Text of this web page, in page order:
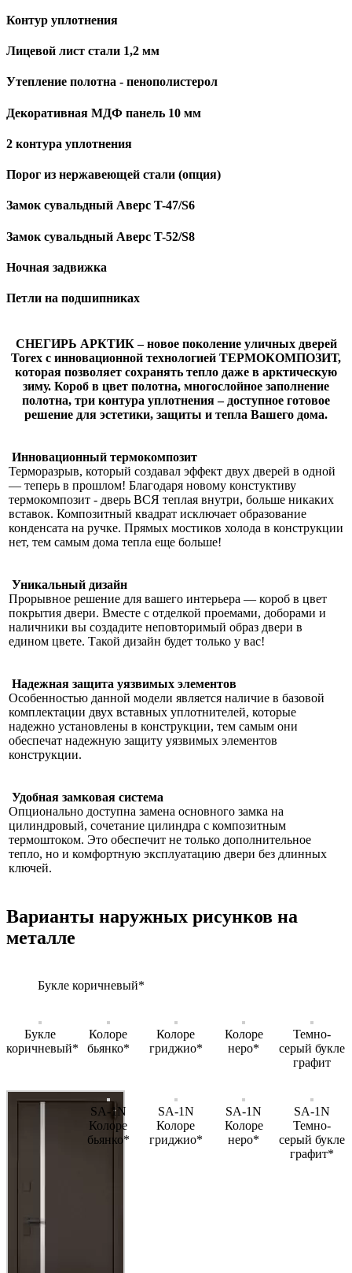
Контур уплотнения
Лицевой лист стали 1,2 мм
Утепление полотна - пенополистерол
Декоративная МДФ панель 10 мм
2 контура уплотнения
Порог из нержавеющей стали (опция)
Замок сувальдный Аверс T-47/S6
Замок сувальдный Аверс T-52/S8
Ночная задвижка
Петли на подшипниках
СНЕГИРЬ АРКТИК – новое поколение уличных дверей
Torex с инновационной технологией ТЕРМОКОМПОЗИТ,
которая позволяет сохранять тепло даже в арктическую
зиму. Короб в цвет полотна, многослойное заполнение
полотна, три контура уплотнения – доступное готовое
решение для эстетики, защиты и тепла Вашего дома.
Инновационный термокомпозит
Терморазрыв, который создавал эффект двух дверей в одной
— теперь в прошлом! Благодаря новому констуктиву
термокомпозит - дверь ВСЯ теплая внутри, больше никаких
вставок. Композитный квадрат исключает образование
конденсата на ручке. Прямых мостиков холода в конструкции
нет, тем самым дома тепла еще больше!
Уникальный дизайн
Прорывное решение для вашего интерьера — короб в цвет
покрытия двери. Вместе с отделкой проемами, доборами и
наличники вы создадите неповторимый образ двери в
едином цвете. Такой дизайн будет только у вас!
Надежная защита уязвимых элементов
Особенностью данной модели является наличие в базовой
комплектации двух вставных уплотнителей, которые
надежно установлены в конструкции, тем самым они
обеспечат надежную защиту уязвимых элементов
конструкции.
Удобная замковая система
Опционально доступна замена основного замка на
цилиндровый, сочетание цилиндра с композитным
термоштоком. Это обеспечит не только дополнительное
тепло, но и комфортную эксплуатацию двери без длинных
ключей.
Варианты наружных рисунков на
металле
Букле коричневый*
Букле
коричневый*
Колоре
бьянко*
Колоре
гриджио*
Колоре
неро*
Темно-
серый букле
графит
SA-1N
Колоре
бьянко*
SA-1N
Колоре
гриджио*
SA-1N
Колоре
неро*
SA-1N
Темно-
серый букле
графит*